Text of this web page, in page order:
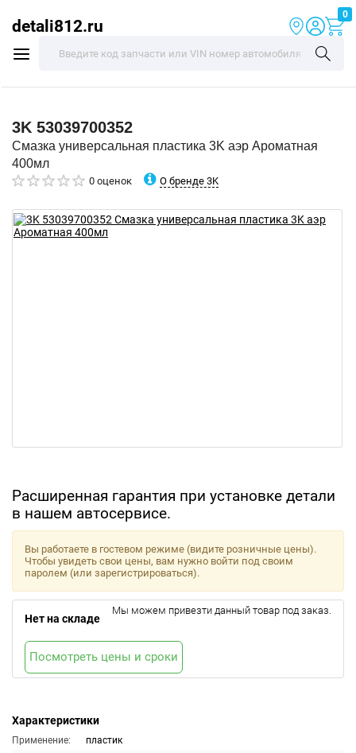
detali812.ru
0
3K 53039700352
Смазка универсальная пластика 3K аэр Ароматная
400мл
0 оценок О бренде 3K
Расширенная гарантия при установке детали
в нашем автосервисе.
Характеристики
Применение:
пластик
Вы работаете в гостевом режиме (видите розничные цены).
Чтобы увидеть свои цены, вам нужно войти под своим
паролем (или зарегистрироваться).
Нет на складе
Мы можем привезти данный товар под заказ.
Посмотреть цены и сроки